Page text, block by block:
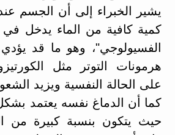
يشير الخبراء إلى أن الجسم
كمية كافية من الماء يدخل في
الفسيولوجي"، وهو ما قد يؤدي
هرمونات التوتر مثل
على الحالة النفسية ويزيد
كما أن الدماغ نفسه يعتمد
حيث يتكون بنسبة كبيرة من